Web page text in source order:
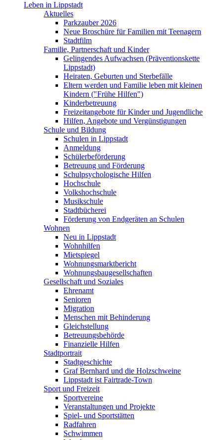
Leben in Lippstadt
Aktuelles
Parkzauber 2026
Neue Broschüre für Familien mit Teenagern
Stadtfilm
Familie, Partnerschaft und Kinder
Gelingendes Aufwachsen (Präventionskette
Lippstadt)
Heiraten, Geburten und Sterbefälle
Eltern werden und Familie leben mit kleinen
Kindern ("Frühe Hilfen")
Kinderbetreuung
Freizeitangebote für Kinder und Jugendliche
Hilfen, Angebote und Vergünstigungen
Schule und Bildung
Schulen in Lippstadt
Anmeldung
Schülerbeförderung
Betreuung und Förderung
Schulpsychologische Hilfen
Hochschule
Volkshochschule
Musikschule
Stadtbücherei
Förderung von Endgeräten an Schulen
Wohnen
Neu in Lippstadt
Wohnhilfen
Mietspiegel
Wohnungsmarktbericht
Wohnungsbaugesellschaften
Gesellschaft und Soziales
Ehrenamt
Senioren
Migration
Menschen mit Behinderung
Gleichstellung
Betreuungsbehörde
Finanzielle Hilfen
Stadtportrait
Stadtgeschichte
Graf Bernhard und die Holzschweine
Lippstadt ist Fairtrade-Town
Sport und Freizeit
Sportvereine
Veranstaltungen und Projekte
Spiel- und Sportstätten
Radfahren
Schwimmen